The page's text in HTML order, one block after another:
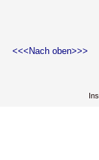
<<<Nach oben>>>